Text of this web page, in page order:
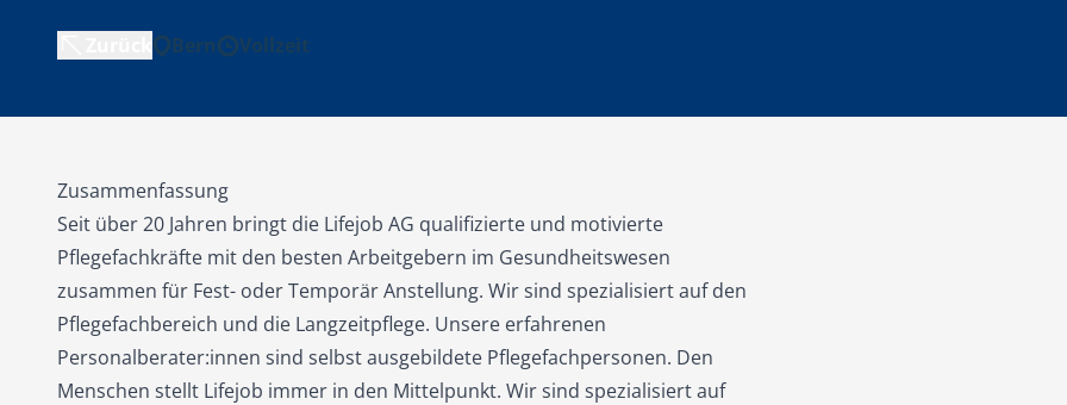
Bern Vollzeit
Zusammenfassung
Seit über 20 Jahren bringt die Lifejob AG qualifizierte und motivierte
Pflegefachkräfte mit den besten Arbeitgebern im Gesundheitswesen
zusammen für Fest- oder Temporär Anstellung. Wir sind spezialisiert auf den
Pflegefachbereich und die Langzeitpflege. Unsere erfahrenen
Personalberater:innen sind selbst ausgebildete Pflegefachpersonen. Den
Menschen stellt Lifejob immer in den Mittelpunkt. Wir sind spezialisiert auf